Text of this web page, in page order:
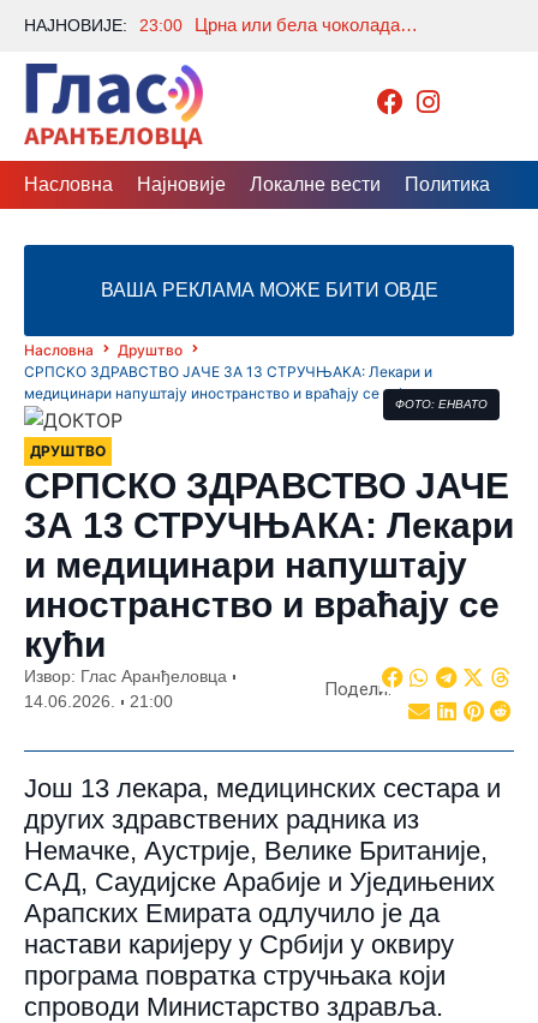
НАЈНОВИЈЕ: 23:00 Црна или бела чоколада – која је здравији избор? Разлика ће многе изненадити
Насловна Најновије Локалне вести Политика
ВАША РЕКЛАМА МОЖЕ БИТИ ОВДЕ
Насловна
Друштво
СРПСКО ЗДРАВСТВО ЈАЧЕ ЗА 13 СТРУЧЊАКА: Лекари и
медицинари напуштају иностранство и враћају се кући
ФОТО: ЕНВАТО
ДРУШТВО
СРПСКО ЗДРАВСТВО ЈАЧЕ
ЗА 13 СТРУЧЊАКА: Лекари
и медицинари напуштају
иностранство и враћају се
кући
Извор: Глас Аранђеловца
14.06.2026.
21:00
Подели:
Још 13 лекара, медицинских сестара и
других здравствених радника из
Немачке, Аустрије, Велике Британије,
САД, Саудијске Арабије и Уједињених
Арапских Емирата одлучило је да
настави каријеру у Србији у оквиру
програма повратка стручњака који
спроводи Министарство здравља.